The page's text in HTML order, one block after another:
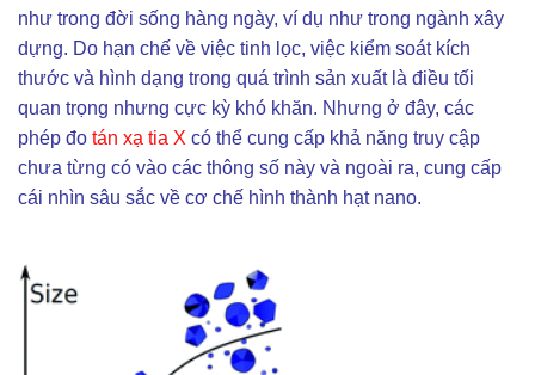
như trong đời sống hàng ngày, ví dụ như trong ngành xây
dựng. Do hạn chế về việc tinh lọc, việc kiểm soát kích
thước và hình dạng trong quá trình sản xuất là điều tối
quan trọng nhưng cực kỳ khó khăn. Nhưng ở đây, các
phép đo tán xạ tia X có thể cung cấp khả năng truy cập
chưa từng có vào các thông số này và ngoài ra, cung cấp
cái nhìn sâu sắc về cơ chế hình thành hạt nano.